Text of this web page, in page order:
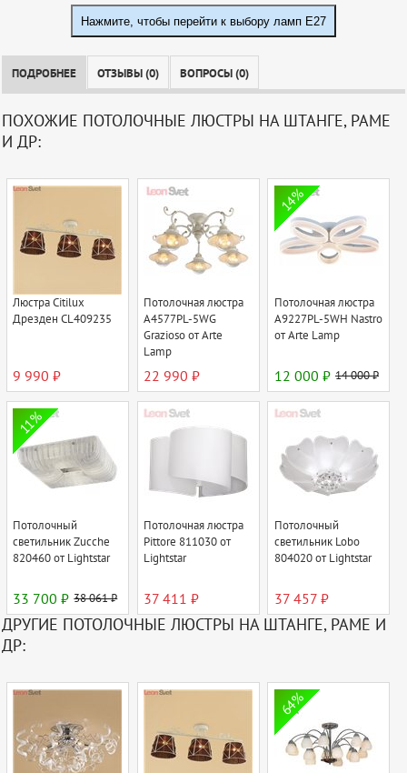
Нажмите, чтобы перейти к выбору ламп E27
ПОДРОБНЕЕ ОТЗЫВЫ (0) ВОПРОСЫ (0)
ПОХОЖИЕ ПОТОЛОЧНЫЕ ЛЮСТРЫ НА ШТАНГЕ, РАМЕ
И ДР:
Люстра Citilux
Дрезден CL409235
9 990 ₽
Потолочная люстра
A4577PL-5WG
Grazioso от Arte
Lamp
22 990 ₽
14%
Потолочная люстра
A9227PL-5WH Nastro
от Arte Lamp
12 000 ₽ 14 000 ₽
11%
Потолочный
светильник Zucche
820460 от Lightstar
33 700 ₽ 38 061 ₽
Потолочная люстра
Pittore 811030 от
Lightstar
37 411 ₽
Потолочный
светильник Lobo
804020 от Lightstar
37 457 ₽
ДРУГИЕ ПОТОЛОЧНЫЕ ЛЮСТРЫ НА ШТАНГЕ, РАМЕ И
ДР:
64%